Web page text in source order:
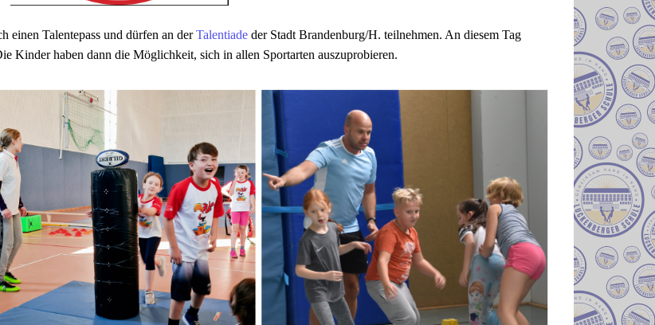
einen Talentepass und dürfen an derTalentiade der Stadt Brandenburg/H. teilnehmen. An diesem Tag
Kinder haben dann die Möglichkeit, sich in allen Sportarten auszuprobieren.